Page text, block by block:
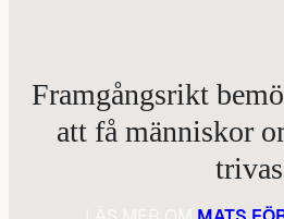
Framgångsrikt
att få människor